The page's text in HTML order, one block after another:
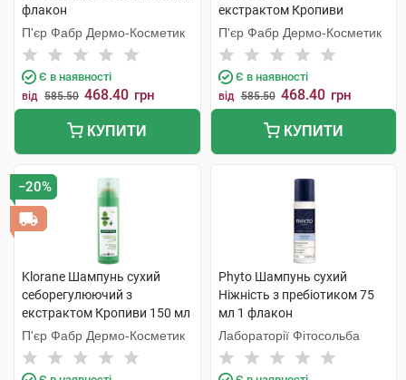
флакон
П'єр Фабр Дермо-Косметик
Є в наявності
від 585.50 468.40 грн
КУПИТИ
екстрактом Кропиви
темного волосся 150 мл 1
флакон
П'єр Фабр Дермо-Косметик
Є в наявності
від 585.50 468.40 грн
КУПИТИ
−20%
Klorane Шампунь сухий
себорегулюючий з
екстрактом Кропиви 150 мл
1 флакон
П'єр Фабр Дермо-Косметик
Phyto Шампунь сухий
Ніжність з пребіотиком 75
мл 1 флакон
Лабораторії Фітосольба